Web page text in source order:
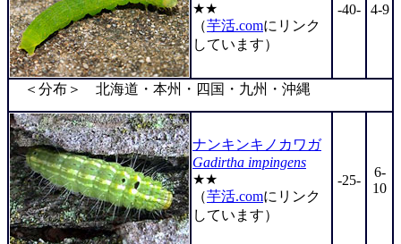
★★
（芋活.comにリンク
しています）
-40- 4-9
＜分布＞ 北海道・本州・四国・九州・沖縄
ナンキンキノカワガ
Gadirtha impingens
★★
（芋活.comにリンク
しています）
-25-
6-
10